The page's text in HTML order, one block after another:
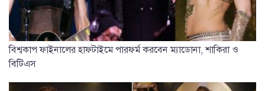
বিশ্বকাপ ফাইনালের হাফটাইমে পারফর্ম করবেন ম্যাডোনা, শাকিরা ও
বিটিএস